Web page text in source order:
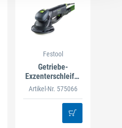
Festool
Getriebe-
Exzenterschleifer
RO 150 FEQ
Artikel-Nr. 575066